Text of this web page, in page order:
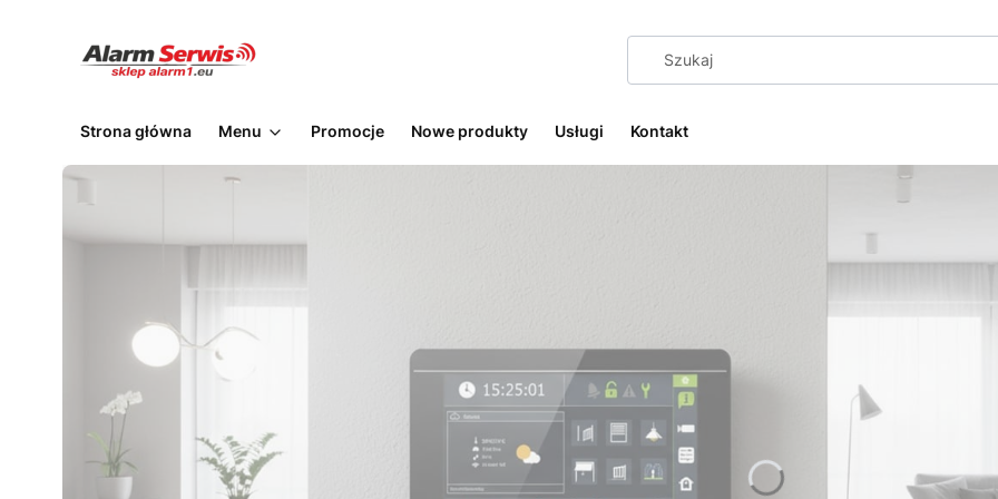
Strona główna Menu Promocje Nowe produkty Usługi Kontakt